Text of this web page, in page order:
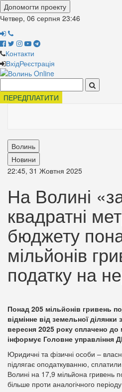
Допомогти проекту
Четвер, 06 серпня 23:46
Контакти
ВхідРеєстрація
ПЕРЕДПЛАТИТИ
Волинь
Новини
22:45, 31 Жовтня 2025
На Волині
квадратні
бюджету
мільйонів
податку на
Понад 205 мільйонів гривень
відмінне від земельної ділянки
вересня 2025 року сплачено
інформує Головне управління
Юридичні та фізичні особи –
підлягає оподаткуванню,
Волині на 17,9 мільйона гривень
більше проти аналогічного періоду